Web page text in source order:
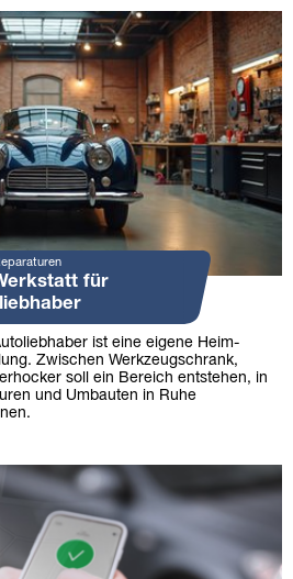
für
ist eine eigene Heim-
Zwischen Werkzeugschrank,
soll ein Bereich entstehen, in
und Umbauten in Ruhe